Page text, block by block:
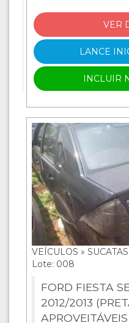
VER
LANCE
INCLUIR
VEÍCULOS »
Lote: 008
FORD FIESTA
2012/2013
APROVEITÁVEIS